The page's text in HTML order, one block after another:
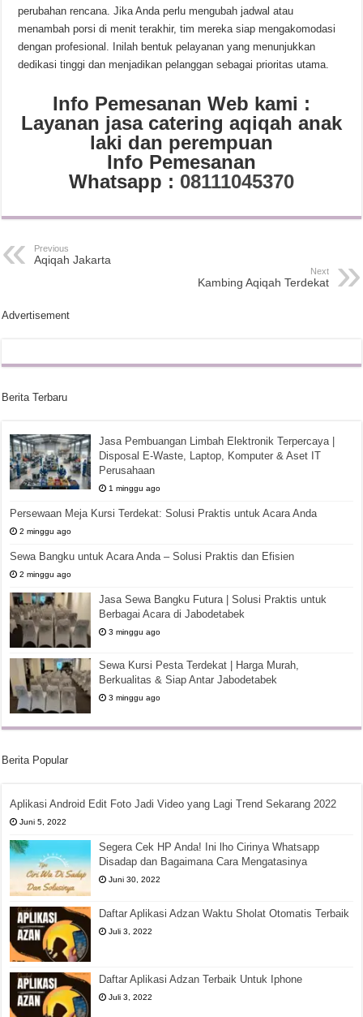
perubahan rencana. Jika Anda perlu mengubah jadwal atau
menambah porsi di menit terakhir, tim mereka siap mengakomodasi
dengan profesional. Inilah bentuk pelayanan yang menunjukkan
dedikasi tinggi dan menjadikan pelanggan sebagai prioritas utama.
Info Pemesanan Web kami :
Layanan jasa catering aqiqah anak
laki dan perempuan
Info Pemesanan
Whatsapp : 08111045370
Previous
Aqiqah Jakarta
Next
Kambing Aqiqah Terdekat
Advertisement
Berita Terbaru
Jasa Pembuangan Limbah Elektronik Terpercaya |
Disposal E-Waste, Laptop, Komputer & Aset IT
Perusahaan
1 minggu ago
Persewaan Meja Kursi Terdekat: Solusi Praktis untuk Acara Anda
2 minggu ago
Sewa Bangku untuk Acara Anda – Solusi Praktis dan Efisien
2 minggu ago
Jasa Sewa Bangku Futura | Solusi Praktis untuk
Berbagai Acara di Jabodetabek
3 minggu ago
Sewa Kursi Pesta Terdekat | Harga Murah,
Berkualitas & Siap Antar Jabodetabek
3 minggu ago
Berita Popular
Aplikasi Android Edit Foto Jadi Video yang Lagi Trend Sekarang 2022
Juni 5, 2022
Segera Cek HP Anda! Ini lho Cirinya Whatsapp
Disadap dan Bagaimana Cara Mengatasinya
Juni 30, 2022
Daftar Aplikasi Adzan Waktu Sholat Otomatis Terbaik
Juli 3, 2022
Daftar Aplikasi Adzan Terbaik Untuk Iphone
Juli 3, 2022